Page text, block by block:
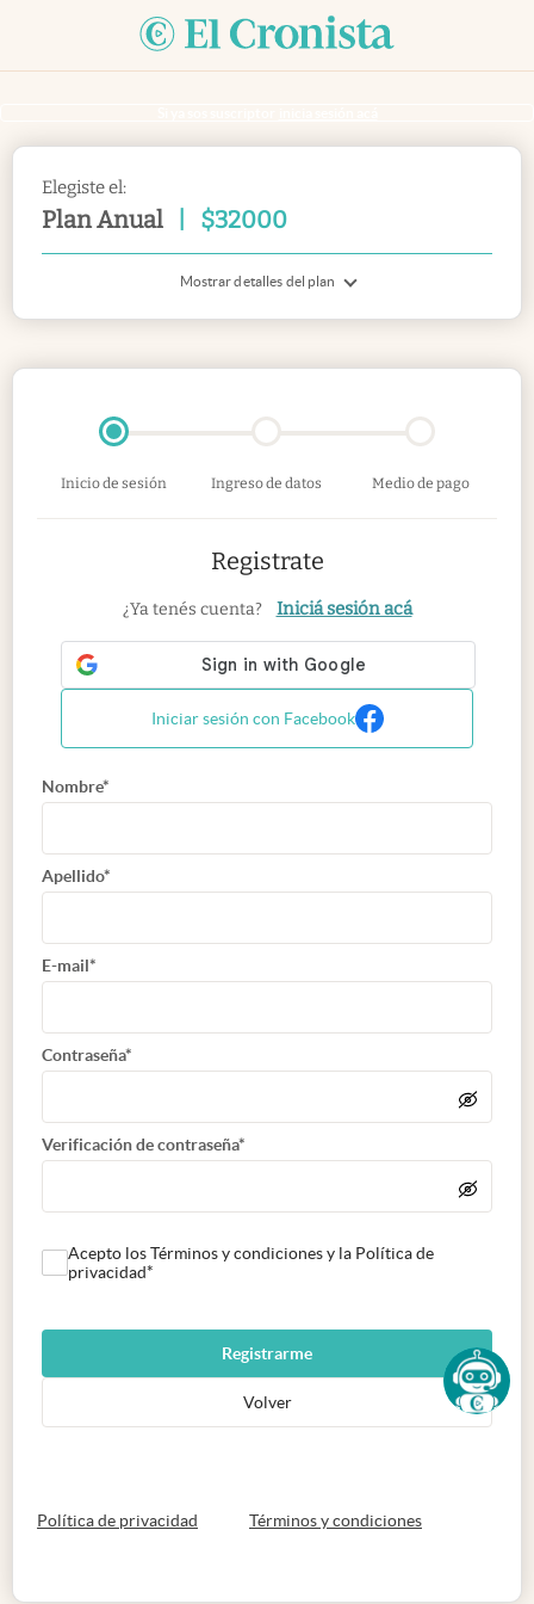
Elegiste el:
Plan Anual $32000
Mostrar detalles del plan
Inicio de sesión Ingreso de datos Medio de pago
Registrate
¿Ya tenés cuenta? Iniciá sesión acá
Iniciar sesión con Facebook
Nombre*
Apellido*
E-mail*
Contraseña*
Verificación de contraseña*
Acepto los Términos y condiciones y la Política de
privacidad*
Registrarme
Volver
Política de privacidad abre en nueva pestaña
Términos y condicionesabre en nueva